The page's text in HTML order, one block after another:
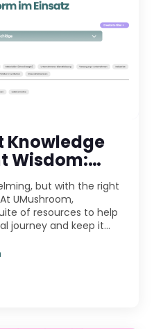
Knowledge
Wisdom:
on Our
but with the right
UMushroom,
of resources to help
journey and keep it